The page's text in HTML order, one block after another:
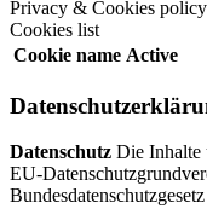
Privacy & Cookies policy
Cookies list
Cookie name Active
Datenschutz Die Inhalte
EU-